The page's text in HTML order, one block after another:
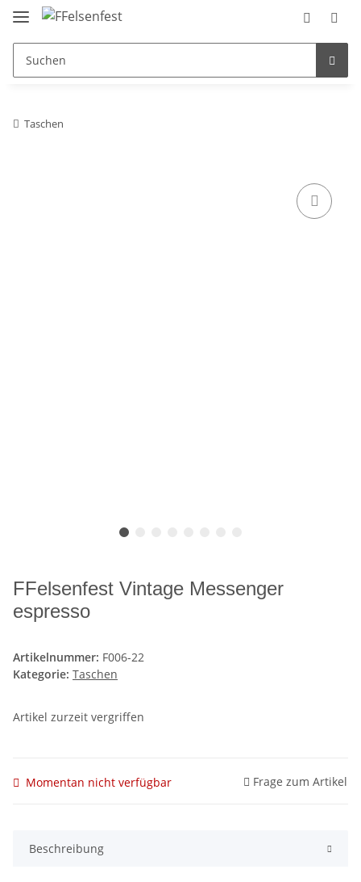
Taschen
FFelsenfest Vintage Messenger
espresso
Artikelnummer: F006-22
Kategorie: Taschen
Artikel zurzeit vergriffen
Momentan nicht verfügbar Frage zum Artikel
Beschreibung